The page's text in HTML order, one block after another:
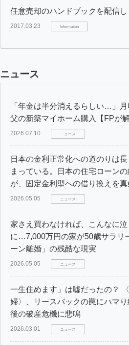
任意売却のハンドブックを配信し
2017.03.23 Information
ニュース
「年金は半分消えるらしい…」
父の新築マイホーム購入【FPが解
2026.07.10 ニュース
日本の金利正常化への道のりは
まっている。日本の住宅ローン
が、固定金利型への借り換えを
2026.05.05 ニュース
家さえ買わなければ、こんなに
に…7,000万円の家が50歳サラリ
ーン離婚」の残酷な現実
2026.05.05 ニュース
一生住めます」は嘘だったの？
婦〉、リースバックの罠にハマ
後の破産危機に悲鳴
2026.03.01 ニュース